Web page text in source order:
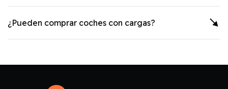
¿Pueden comprar coches con cargas?